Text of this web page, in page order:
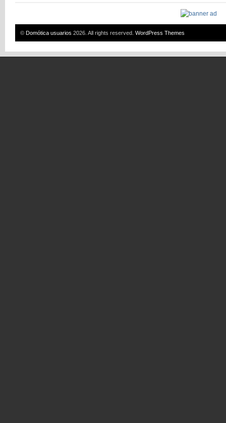
© Domótica usuarios 2026. All rights reserved. WordPress Themes